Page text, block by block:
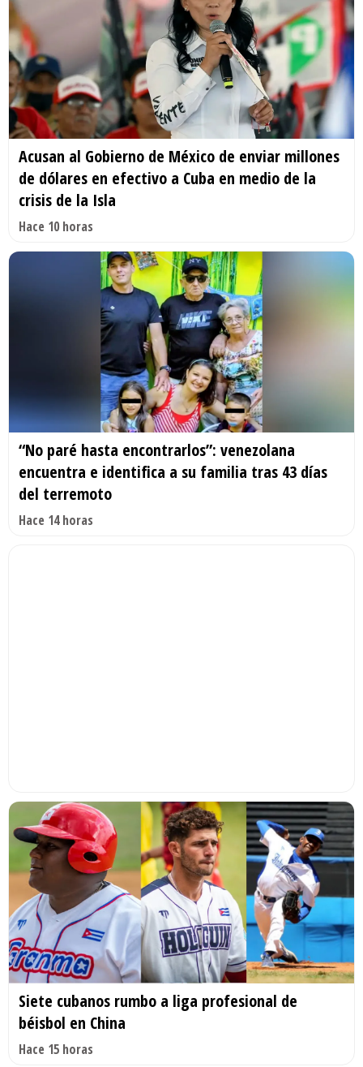
Acusan al Gobierno de México de enviar millones
de dólares en efectivo a Cuba en medio de la
crisis de la Isla
Hace 10 horas
“No paré hasta encontrarlos”: venezolana
encuentra e identifica a su familia tras 43 días
del terremoto
Hace 14 horas
Siete cubanos rumbo a liga profesional de
béisbol en China
Hace 15 horas